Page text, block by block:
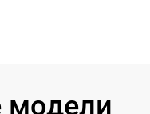
модели